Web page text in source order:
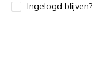
Ingelogd blijven?